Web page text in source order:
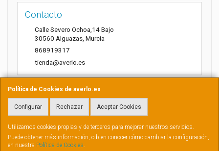
Política de Cookies de averlo.es
Configurar Rechazar Aceptar Cookies
Utilizamos cookies propias y de terceros para mejorar nuestros servicios.
Puede obtener más información, o bien conocer cómo cambiar la configuración,
en nuestra Política de Cookies.
Contacto
Calle Severo Ochoa,14 Bajo
30560 Alguazas Murcia
868919317
tienda@averlo.es
Horario
Lunes a Viernes de 8:30h a 14h
, , , , España. - C.I.F.: B73881807 - Tfno: